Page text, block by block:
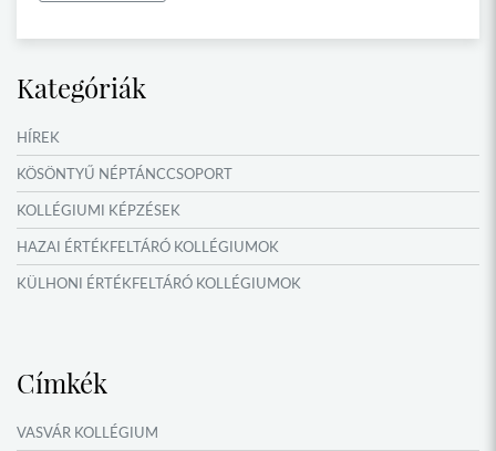
Kategóriák
HÍREK
KÖSÖNTYŰ NÉPTÁNCCSOPORT
KOLLÉGIUMI KÉPZÉSEK
HAZAI ÉRTÉKFELTÁRÓ KOLLÉGIUMOK
KÜLHONI ÉRTÉKFELTÁRÓ KOLLÉGIUMOK
IDŐSZAKI KIÁLLÍTÁSOK
NYÁRI TÁBOROK
Címkék
VASVÁR KOLLÉGIUM